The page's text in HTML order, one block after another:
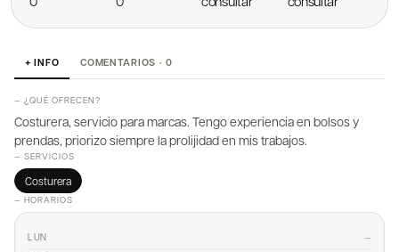
+ INFO COMENTARIOS · 0
— ¿QUÉ OFRECEN?
Costurera, servicio para marcas. Tengo experiencia en bolsos y
prendas, priorizo siempre la prolijidad en mis trabajos.
— SERVICIOS
Costurera
— HORARIOS
LUN —